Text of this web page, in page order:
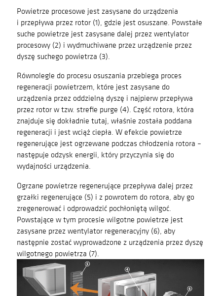
regenerującego
Bezpiecznik 3N~400V/
50 Hz (A)
16 (A)
Masa
Wymiary (dł. x szer. x
wys.), bez dyszy
1000 x 670 x 988 mm
Numer artykułu 1004690
Dokumentacja produktu
A15+C15 Broschyr_PL_2405_150dpi_OK
A15_Instrukcja-Obslugi_231011_PL.pdf
Powietrze procesowe jest zasysane do urządzenia
i przepływa przez rotor (1), gdzie jest osuszane. Powstałe
suche powietrze jest zasysane dalej przez wentylator
procesowy (2) i wydmuchiwane przez urządzenie przez
dyszę suchego powietrza (3).
Równolegle do procesu osuszania przebiega proces
regeneracji powietrzem, które jest zasysane do
urządzenia przez oddzielną dyszę i najpierw przepływa
przez rotor w tzw. strefie purge (4). Część rotora, która
znajduje się dokładnie tutaj, właśnie została poddana
regeneracji i jest wciąż ciepła. W efekcie powietrze
regenerujące jest ogrzewane podczas chłodzenia rotora –
następuje odzysk energii, który przyczynia się do
wydajności urządzenia.
Ogrzane powietrze regenerujące przepływa dalej przez
grzałki regenerujące (5) i z powrotem do rotora, aby go
zregenerować i odprowadzić pochłoniętą wilgoć.
Powstające w tym procesie wilgotne powietrze jest
zasysane przez wentylator regeneracyjny (6), aby
następnie zostać wyprowadzone z urządzenia przez dyszę
wilgotnego powietrza (7).